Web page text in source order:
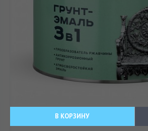
В КОРЗИНУ